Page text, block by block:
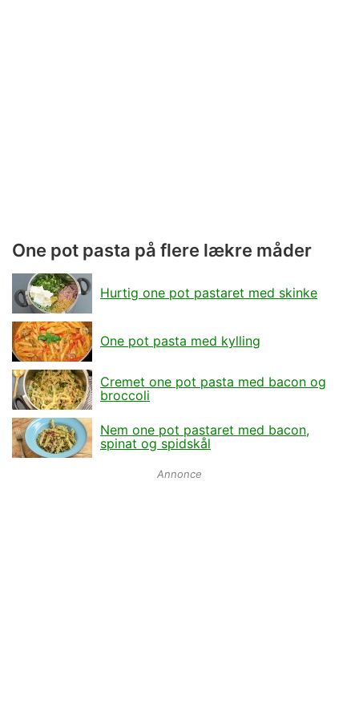
One pot pasta på flere lækre måder
Hurtig one pot pastaret med skinke
One pot pasta med kylling
Cremet one pot pasta med bacon og
broccoli
Nem one pot pastaret med bacon,
spinat og spidskål
Annonce